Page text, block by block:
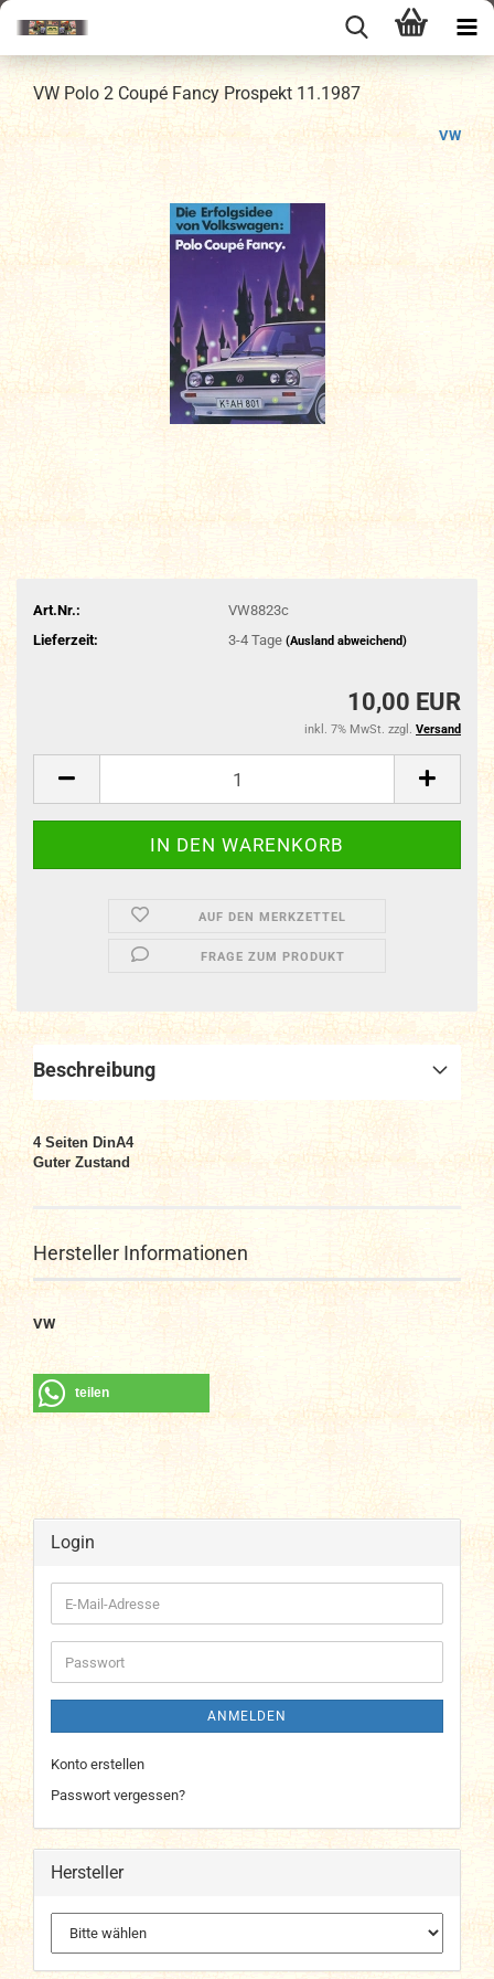
VW Polo 2 Coupé Fancy Prospekt 11.1987
VW
Art.Nr.:
VW8823c
Lieferzeit:
3-4 Tage (Ausland abweichend)
10,00 EUR
inkl. 7% MwSt. zzgl. Versand
AUF DEN MERKZETTEL
FRAGE ZUM PRODUKT
Beschreibung
4 Seiten DinA4
Guter Zustand
Hersteller Informationen
VW
teilen
Login
E-
Mail-
Adresse
Passwort
ANMELDEN
Konto erstellen
Passwort vergessen?
Hersteller